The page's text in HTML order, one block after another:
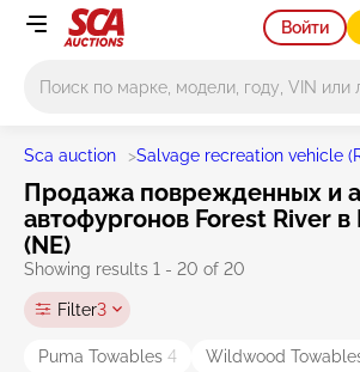
Войти
Sca auction >Salvage recreation vehicle
Продажа поврежденных и
автофургонов Forest River в
(NE)
Showing results 1 - 20 of 20
Filter3
Puma Towables 4 Wildwood